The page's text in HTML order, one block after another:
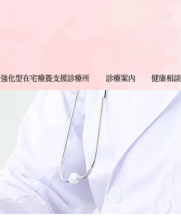
強化型在宅療養支援診療所 診療案内 健康相談